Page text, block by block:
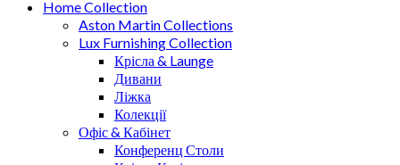
Home Collection
Aston Martin Collections
Lux Furnishing Collection
Крісла & Launge
Дивани
Ліжка
Колекції
Офіс & Кабінет
Конференц Столи